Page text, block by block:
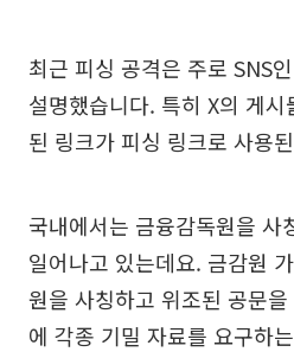
최근 피싱 공격은 주로 SNS
설명했습니다. 특히 X의 게
된 링크가 피싱 링크로 사용
국내에서는 금융감독원을 사
일어나고 있는데요. 금감원
원을 사칭하고 위조된 공문
에 각종 기밀 자료를 요구하